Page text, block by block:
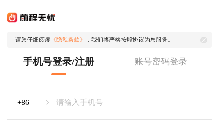
请您仔细阅读 《隐私条款》 ，我们将严格按照协议为您服务。
手机号登录/注册 账号密码登录